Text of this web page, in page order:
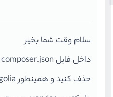
سلام وقت شما بخیر
حذف کنید و همینطور algolia رو